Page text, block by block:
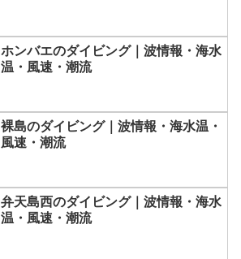
ホンバエのダイビング｜波情報・海水
温・風速・潮流
裸島のダイビング｜波情報・海水温・
風速・潮流
弁天島西のダイビング｜波情報・海水
温・風速・潮流